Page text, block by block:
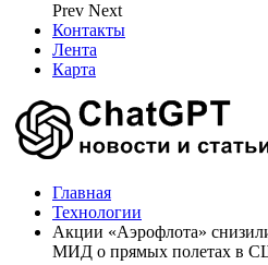
Prev Next
Контакты
Лента
Карта
Главная
Технологии
Акции «Аэрофлота»
МИД о прямых полетах в